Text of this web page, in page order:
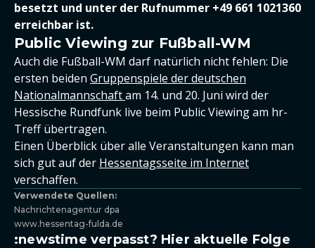
besetzt und unter der Rufnummer +49 661 1021360
erreichbar ist.
Public Viewing zur Fußball-WM
Auch die Fußball-WM darf natürlich nicht fehlen: Die
ersten beiden Gruppenspiele der deutschen
Nationalmannschaftam 14. und 20. Juni wird der
Hessische Rundfunk live beim Public Viewing am hr-
Treff übertragen.
Einen Überblick über alle Veranstaltungen kann man
sich gut auf der Hessentagsseite im Internet
verschaffen.
Verwendete Quellen:
Nachrichtenagentur dpa
www.hessentag-fulda.de
:newstime verpasst? Hier aktuelle Folge